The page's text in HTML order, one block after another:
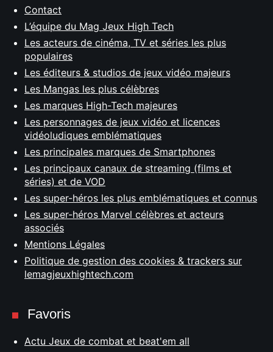
Contact
L’équipe du Mag Jeux High Tech
Les acteurs de cinéma, TV et séries les plus
populaires
Les éditeurs & studios de jeux vidéo majeurs
Les Mangas les plus célèbres
Les marques High-Tech majeures
Les personnages de jeux vidéo et licences
vidéoludiques emblématiques
Les principales marques de Smartphones
Les principaux canaux de streaming (films et
séries) et de VOD
Les super-héros les plus emblématiques et connus
Les super-héros Marvel célèbres et acteurs
associés
Mentions Légales
Politique de gestion des cookies & trackers sur
lemagjeuxhightech.com
Favoris
Actu Jeux de combat et beat'em all